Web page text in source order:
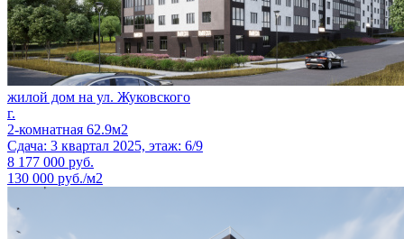
жилой дом на ул. Жуковского
г.
2-комнатная 62.9м2
Сдача: 3 квартал 2025, этаж: 6/9
8 177 000 руб.
130 000 руб./м2